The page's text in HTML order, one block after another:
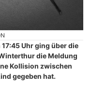
Uhr ging über die
die Meldung
Kollision zwischen
gegeben hat.